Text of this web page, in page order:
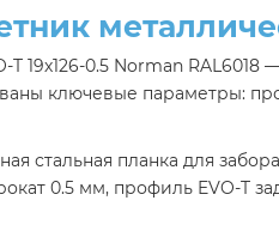
T 19х126-0.5 Norman
ключевые параметры:
стальная планка для
0.5 мм, профиль EVO-T